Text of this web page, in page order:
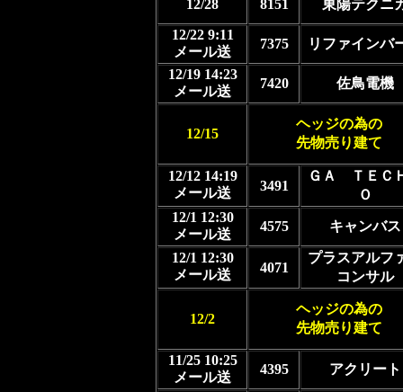
12/28 8151
東陽テクニ
12/22 9:11
メール送
7375
リファインバ
12/19 14:23
メール送
7420 佐鳥電機
12/15
ヘッジの為の
先物売り建て
12/12 14:19
メール送
3491
ＧＡ ＴＥＣ
Ｏ
12/1 12:30
メール送
4575 キャンバス
12/1 12:30
メール送
4071
プラスアルフ
コンサル
12/2
ヘッジの為の
先物売り建て
11/25 10:25
メール送
4395
アクリート